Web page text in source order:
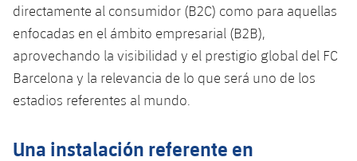
Jugadores
Calendario
Resultados
Clasificaciones
Voleibol masculino
Voleibol femenino
Apúntate a las amateurs
plusicon
más
Apúntate a las amateurs
Carnet de las Secciones Amateurs
PLUSICON
MÁS
VALORANT Rising
directamente al consumidor (B2C) como para aquellas
enfocadas en el ámbito empresarial (B2B),
aprovechando la visibilidad y el prestigio global del FC
Barcelona y la relevancia de lo que será uno de los
estadios referentes al mundo.
Una instalación referente en